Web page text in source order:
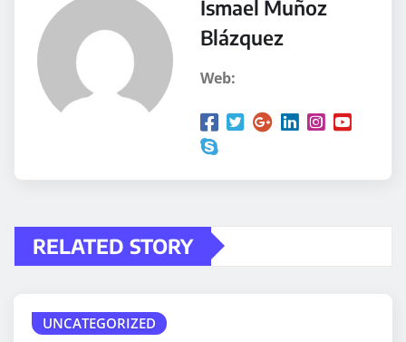
Ismael Muñoz
Blázquez
Web:
RELATED STORY
UNCATEGORIZED